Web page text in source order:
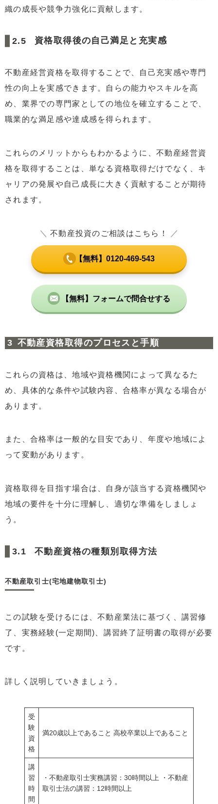
織の成長や競争力強化に貢献します。
資格取得後の自己満足と充実感
不動産経営資格を取得することで、自己充実感や専門
性の向上を実感できます。自らの能力やスキルを高
め、業界での専門家としての地位を確立することで、
職業的な満足感や達成感を得られます。
これらのメリットからもわかるように、不動産経営資
格を取得することは、単なる資格取得だけでなく、キ
ャリアの発展や自己成長に大きく貢献することが期待
されます。
＼ 不動産投資のご相談はこちら！ ／
【無料】0120-469-543
【無料】フォームで問合せする
不動産資格取得のプロセスと手順
これらの資格は、地域や資格機関によって異なるた
め、具体的な条件や試験内容、合格率が異なる場合が
あります。
また、合格率は一般的な目安であり、年度や地域によ
って変動があります。
資格取得を目指す場合は、自身が該当する資格機関や
地域の要件を十分に理解し、適切な準備をしましょ
う。
不動産資格の種類別取得方法
不動産取引士(宅地建物取引士)
この試験を受けるには、不動産業法に基づく、講習修
了、実務経験(一定期間)、講習終了証明書の取得が必要
です。
詳しく説明していきましょう。
受
験
資
格
満20歳以上であること 高校卒業以上であること
講
習
時
間
・不動産取引士実務講習：30時間以上 ・不動産
取引士法の講習：12時間以上